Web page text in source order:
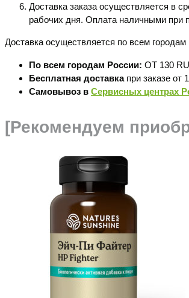
Доставка заказа осуществляется в
рабочих дня. Оплата наличными при
Доставка осуществляется по всем городам
По всем городам России: ОТ 130
Бесплатная доставкапри заказе от
Самовывоз в Сервисных центрах
[Рекомендуем